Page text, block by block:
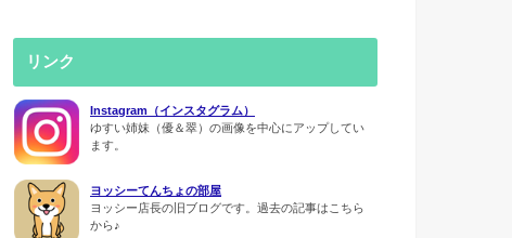
リンク
Instagram（インスタグラム）
ゆすい姉妹（優＆翠）の画像を中心にアップしてい
ます。
ヨッシーてんちょの部屋
ヨッシー店長の旧ブログです。過去の記事はこちら
から♪